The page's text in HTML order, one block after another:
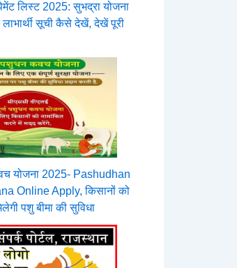
लिस्ट 2025: सुभद्रा योजना
सूची कैसे देखें, देखें पूरी
योजना 2025- Pashudhan
Online Apply, किसानों को
पशु बीमा की सुविधा